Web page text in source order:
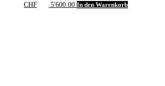
CHF 5'600.00 In den Warenkorb